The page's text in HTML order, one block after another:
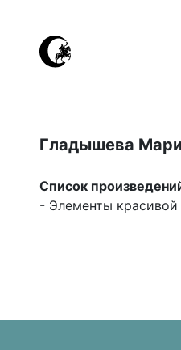
Гладышева
Список
- Элементы